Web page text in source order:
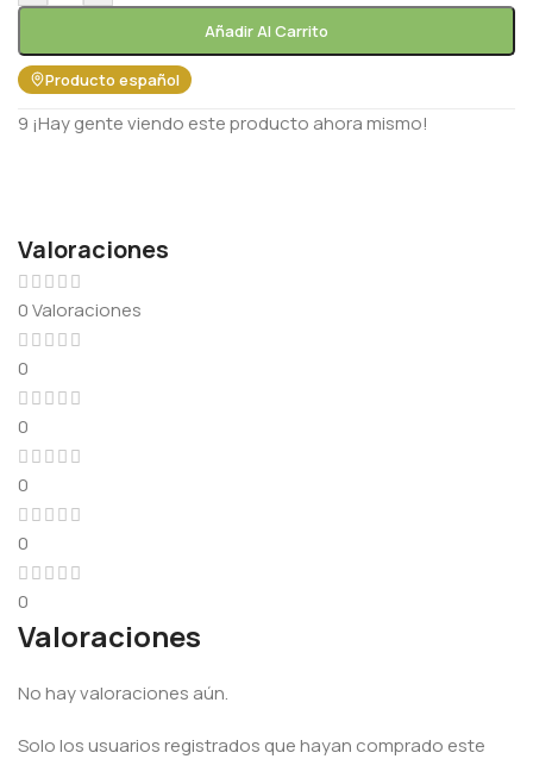
Añadir Al Carrito
Producto español
9 ¡Hay gente viendo este producto ahora mismo!
Valoraciones
0 Valoraciones
0
0
0
0
0
Valoraciones
No hay valoraciones aún.
Solo los usuarios registrados que hayan comprado este